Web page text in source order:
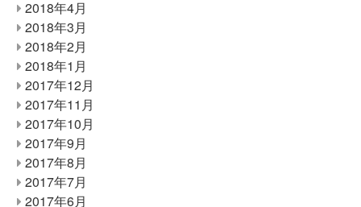
2018年4月
2018年3月
2018年2月
2018年1月
2017年12月
2017年11月
2017年10月
2017年9月
2017年8月
2017年7月
2017年6月